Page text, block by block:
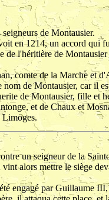
de Montausier.
en 1214, un accord qui
l'héritière de
comte de la Marche et
de Montausier, car il
de Montausier, fille et
et de Chaux et
un seigneur de la
alors mettre le siège
engagé par Guillaume